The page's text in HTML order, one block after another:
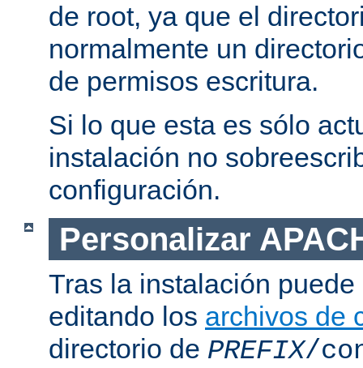
de root, ya que el
normalmente un
de permisos escritura.
Si lo que esta es sólo
instalación no
configuración.
Personalizar
Tras la instalación
editando los archivos de
directorio de PREFIX/